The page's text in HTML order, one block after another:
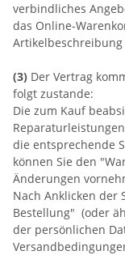
verbindliches
das Online-
(3) Der Vertrag
folgt zustande:
Die zum Kauf
die entsprechende
können Sie den
Änderungen
Nach Anklicken der
Bestellung" (oder
der persönlichen